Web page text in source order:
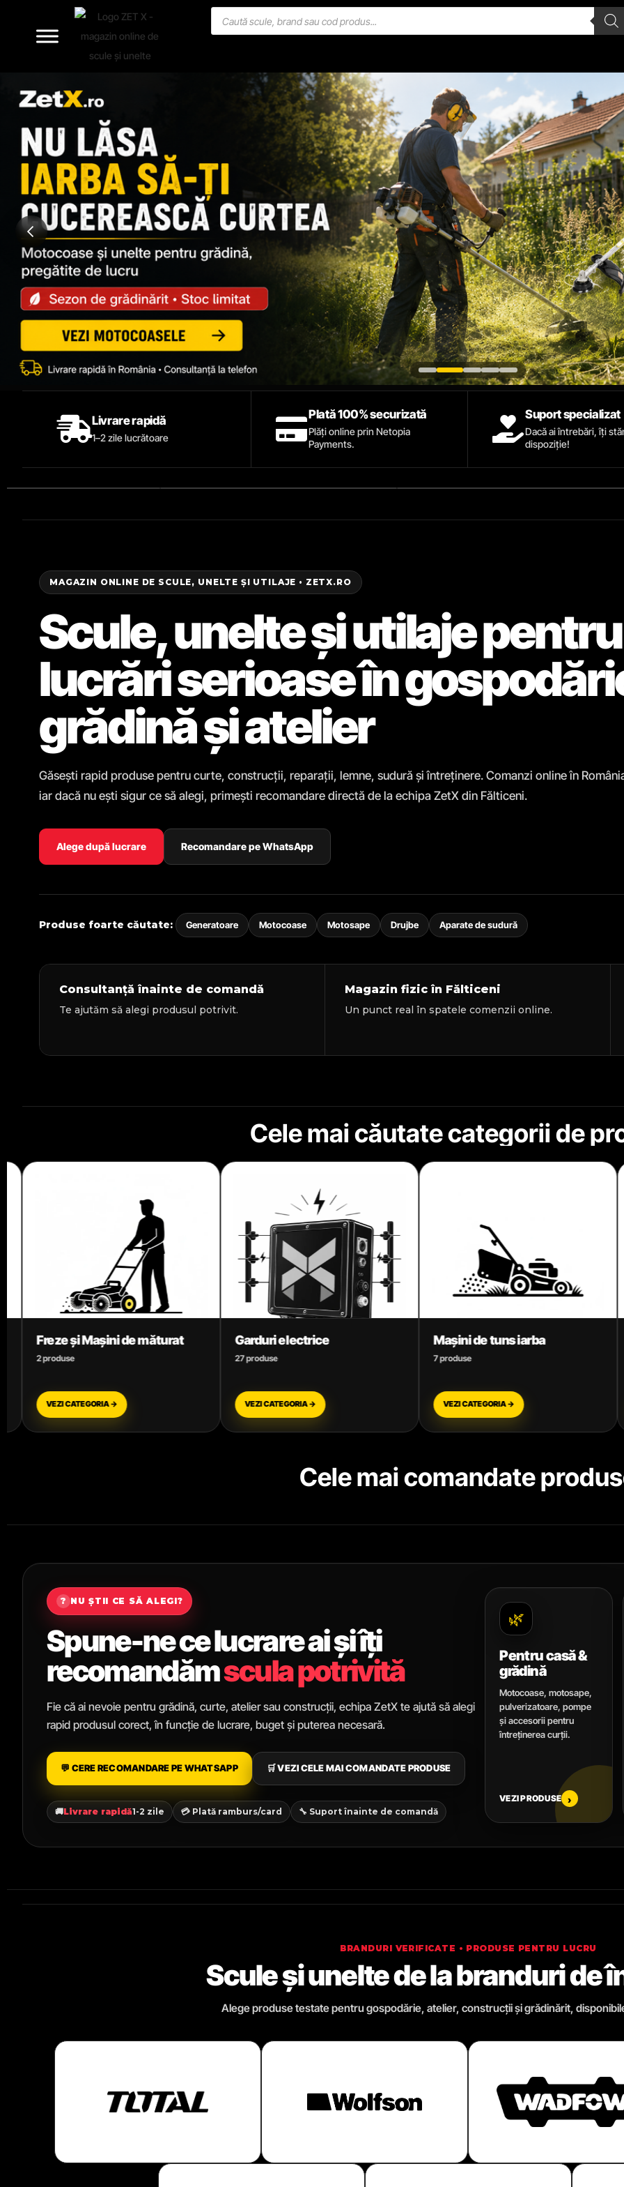
Livrare rapidă
1–2 zile lucrătoare
Plată 100% securizată
Plăți online prin Netopia
Payments.
Suport specializat
Dacă ai întrebări, îți
dispoziție!
MAGAZIN ONLINE DE SCULE, UNELTE ȘI UTILAJE • ZETX.RO
Scule, unelte și utilaje pentru
lucrări serioase în
grădină și atelier
Găsești rapid produse pentru curte, construcții, reparații, lemne, sudură și întreținere. Comanzi online în
iar dacă nu ești sigur ce să alegi, primești recomandare directă de la echipa ZetX din Fălticeni.
Alege după lucrare Recomandare pe WhatsApp
Produse foarte căutate: Generatoare Motocoase Motosape Drujbe Aparate de sudură
Consultanță înainte de comandă
Te ajutăm să alegi produsul potrivit.
Magazin fizic în Fălticeni
Un punct real în spatele comenzii online.
Cele mai căutate categorii de
Garduri electrice
VEZI CATEGORIA →
Mașini de tuns iarba
VEZI CATEGORIA →
Mori electrice și Batoze
VEZI CATEGORIA →
Cele mai comandate
? NU ȘTII CE SĂ ALEGI?
Spune-ne ce lucrare ai și îți
recomandămscula potrivită
Fie că ai nevoie pentru grădină, curte, atelier sau construcții, echipa ZetX te ajută să alegi
rapid produsul corect, în funcție de lucrare, buget și puterea necesară.
💬 CERE RECOMANDARE PE WHATSAPP 🛒 VEZI CELE MAI COMANDATE PRODUSE
🚚Livrare rapidă1-2 zile 💳 Plată ramburs/card 🔧 Suport înainte de comandă
🌿
Pentru casă &
grădină
Motocoase, motosape,
pulverizatoare, pompe
și accesorii pentru
întreținerea curții.
VEZI PRODUSE ›
BRANDURI VERIFICATE • PRODUSE PENTRU LUCRU
Scule și unelte de la branduri de
Alege produse testate pentru gospodărie, atelier, construcții și grădinărit,